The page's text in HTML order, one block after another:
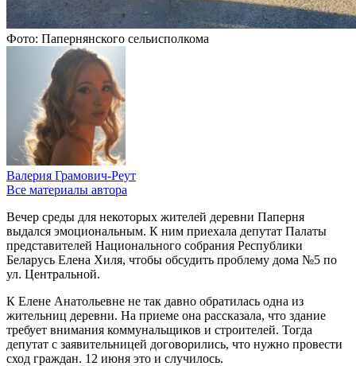
Фото: Папернянского сельисполкома
Валерия Грамович-Реут
Все материалы автора
Вечер среды для некоторых жителей деревни Паперня
выдался эмоциональным. К ним приехала депутат Палаты
представителей Национального собрания Республики
Беларусь Елена Хиля, чтобы обсудить проблему дома №5 по
ул. Центральной.
К Елене Анатольевне не так давно обратилась одна из
жительниц деревни. На приеме она рассказала, что здание
требует внимания коммунальщиков и строителей. Тогда
депутат с заявительницей договорились, что нужно провести
сход граждан. 12 июня это и случилось.